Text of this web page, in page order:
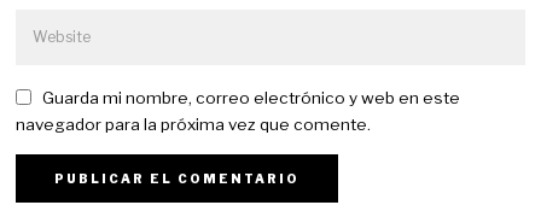
Guarda mi nombre, correo electrónico y web en este
navegador para la próxima vez que comente.